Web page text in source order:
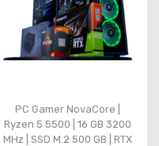
PC Gamer NovaCore |
Ryzen 5 5500 | 16 GB 3200
MHz | SSD M.2 500 GB | RTX